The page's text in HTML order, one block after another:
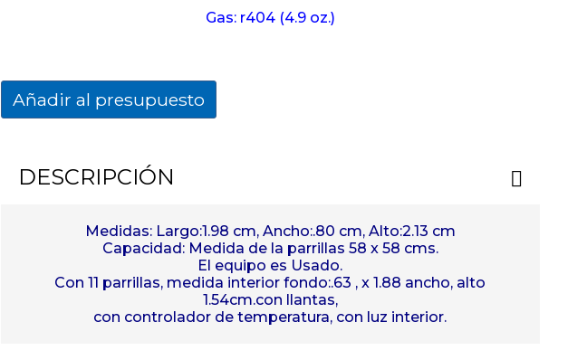
Gas: r404 (4.9 oz.)
Añadir al presupuesto
DESCRIPCIÓN
Medidas: Largo:1.98 cm, Ancho:.80 cm, Alto:2.13 cm
Capacidad: Medida de la parrillas 58 x 58 cms.
El equipo es Usado.
Con 11 parrillas, medida interior fondo:.63 , x 1.88 ancho, alto
1.54cm.con llantas,
con controlador de temperatura, con luz interior.